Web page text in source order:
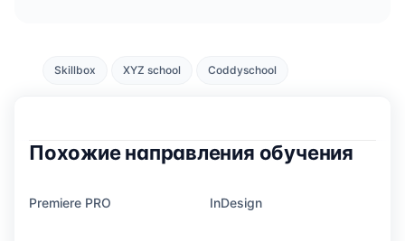
Skillbox XYZ school Coddyschool
Похожие направления обучения
Premiere PRO InDesign